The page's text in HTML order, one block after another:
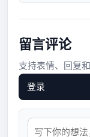
留言评论
支持表情、回复
登录